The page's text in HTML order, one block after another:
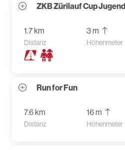
ZKB Zürilauf Cup Jugend
1.7 km
Distanz
3 m
Höhenmeter
Run for Fun
7.6 km
Distanz
16 m
Höhenmeter